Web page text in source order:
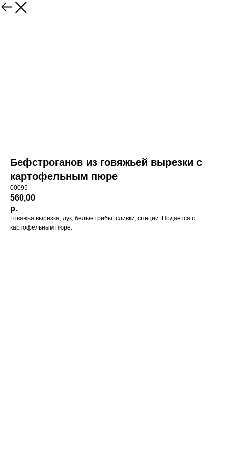
Бефстроганов из говяжьей вырезки с
картофельным пюре
00095
560,00
р.
Говяжья вырезка, лук, белые грибы, сливки, специи. Подается с
картофельным пюре.